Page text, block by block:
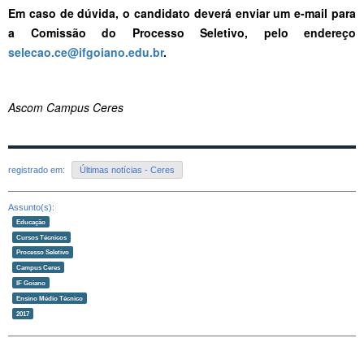
Em caso de dúvida, o candidato deverá enviar um e-mail para
a Comissão do Processo Seletivo, pelo endereço
selecao.ce@ifgoiano.edu.br.
Ascom Campus Ceres
registrado em: Últimas notícias - Ceres
Assunto(s):
Educação
Cursos Técnicos
Processo Seletivo
Campus Ceres
IF Goiano
Ensino Médio Técnico
2017